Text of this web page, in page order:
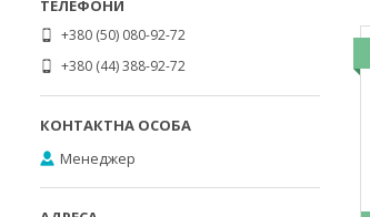
+380 (50) 080-92-72
+380 (44) 388-92-72
Менеджер